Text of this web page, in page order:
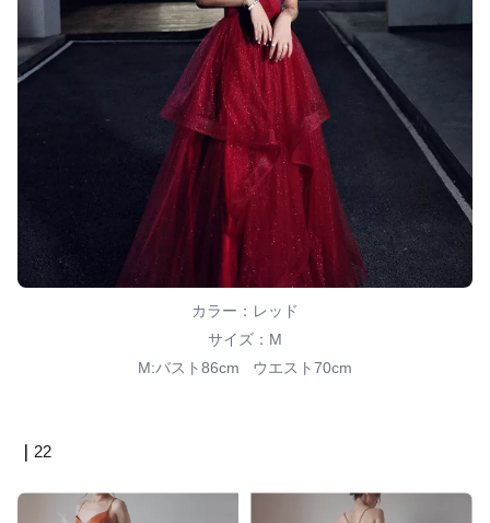
カラー：レッド
サイズ：M
M:バスト86cm ウエスト70cm
｜ 22